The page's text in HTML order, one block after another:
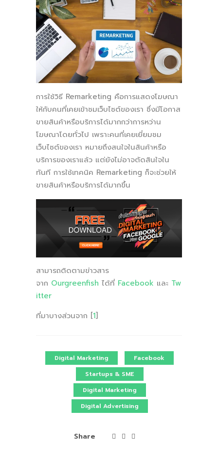
การใช้วิธี Remarketing คือการแสดงโฆษณา
ให้กับคนที่เคยเข้าชมเว็บไซต์ของเรา ซึ่งมีโอกาส
ขายสินค้าหรือบริการได้มากกว่าการหว่าน
โฆษณาโดยทั่วไป เพราะคนที่เคยเยี่ยมชม
เว็บไซต์ของเรา หมายถึงสนใจในสินค้าหรือ
บริการของเราแล้ว แต่ยังไม่อาจตัดสินใจใน
ทันที การใช้เทคนิค Remarketing ก็จะช่วยให้
ขายสินค้าหรือบริการได้มากขึ้น
สามารถติดตามข่าวสาร
จาก Ourgreenfish ได้ที่ Facebook และ Tw
itter
ที่มาบางส่วนจาก [1]
Digital Marketing
Facebook
Startups & SME
Digital Marketing
Digital Advertising
Share